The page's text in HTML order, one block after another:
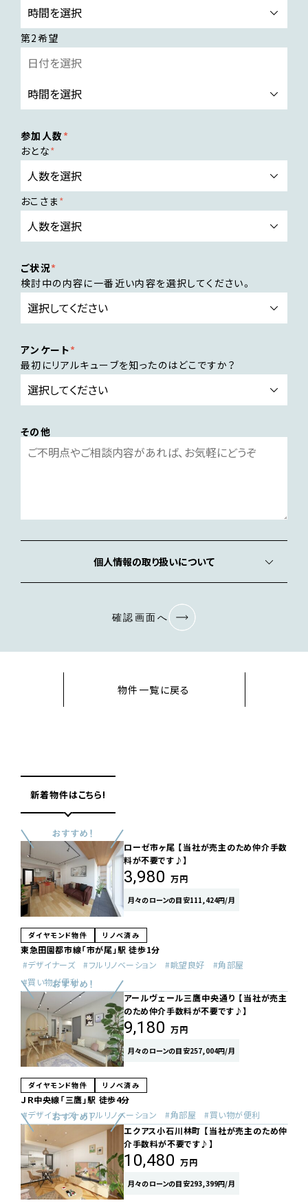
第2希望
参加人数
おとな
おこさま
ご状況
検討中の内容に一番近い内容を選択してください。
アンケート
最初にリアルキューブを知ったのはどこですか？
その他
個人情報の取り扱いについて
確認画面へ
物件一覧に戻る
新着物件はこちら!
ローゼ市ヶ尾 【当社が売主のため仲介手数
料が不要です♪】
3,980 万円
月々のローンの目安111,424円/月
ダイヤモンド物件 リノベ済み
東急田園都市線「市が尾」駅 徒歩1分
デザイナーズ
フルリノベーション 眺望良好
角部屋
買い物が便利
アールヴェール三鷹中央通り 【当社が売主
のため仲介手数料が不要です♪】
9,180 万円
月々のローンの目安257,004円/月
ダイヤモンド物件 リノベ済み
ＪＲ中央線「三鷹」駅 徒歩4分
デザイナーズ
フルリノベーション 角部屋
買い物が便利
エクアス小石川林町 【当社が売主のため仲
介手数料が不要です♪】
10,480 万円
月々のローンの目安293,399円/月